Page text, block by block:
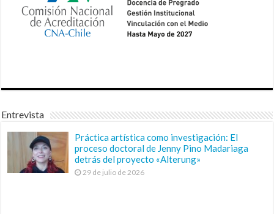
Entrevista
Práctica artística como investigación: El
proceso doctoral de Jenny Pino Madariaga
detrás del proyecto «Alterung»
29 de julio de 2026